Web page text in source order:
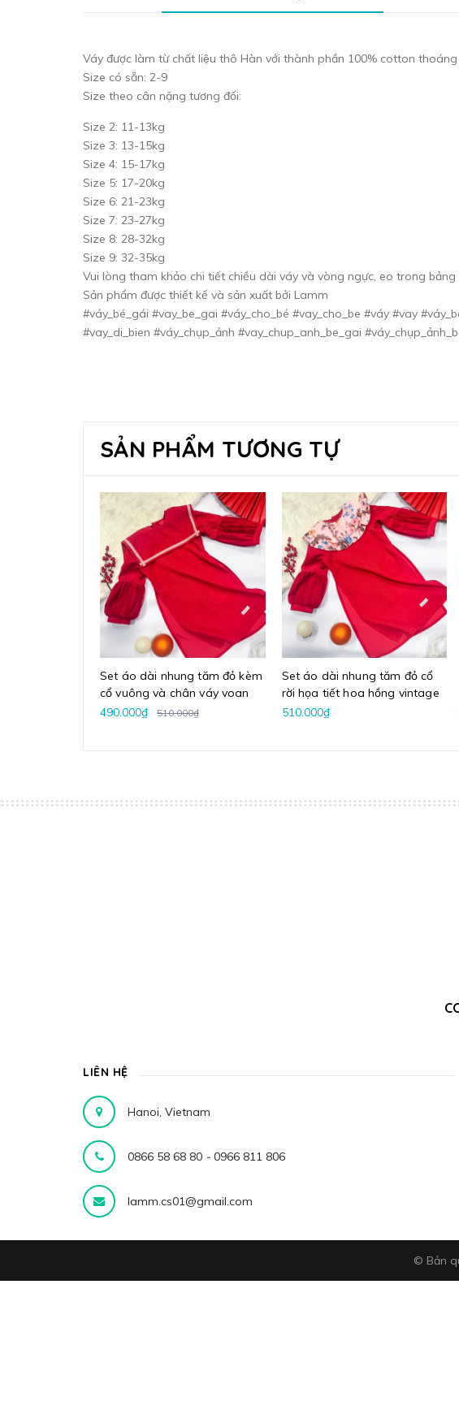
Váy được làm từ chất liệu thô Hàn với thành phần 100% cotton
Size có sẵn: 2-9
Size theo cân nặng tương đối:
Size 2: 11-13kg
Size 3: 13-15kg
Size 4: 15-17kg
Size 5: 17-20kg
Size 6: 21-23kg
Size 7: 23-27kg
Size 8: 28-32kg
Size 9: 32-35kg
Vui lòng tham khảo chi tiết chiều dài váy và vòng ngực, eo trong bảng
Sản phẩm được thiết kế và sản xuất bởi Lamm
#váy_bé_gái #vay_be_gai #váy_cho_bé #vay_cho_be #váy #vay
#vay_di_bien #váy_chụp_ảnh #vay_chup_anh_be_gai
SẢN PHẨM TƯƠNG TỰ
Set áo dài nhung tăm đỏ kèm
cổ vuông và chân váy voan
490.000₫
510.000₫
Set áo dài nhung tăm đỏ cổ
rời họa tiết hoa hồng vintage
kèm chân váy voan
510.000₫
LIÊN HỆ
Hanoi, Vietnam
0866 58 68 80 - 0966 811 806
lamm.cs01@gmail.com
© Bản